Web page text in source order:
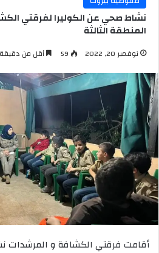
نشاط صحي عن الكوليرا لفرقتي
المنطقة الثالثة
نوفمبر 20, 2022 59 أقل من دقيقة
أقامت فرقتي الكشافة و المرشدات